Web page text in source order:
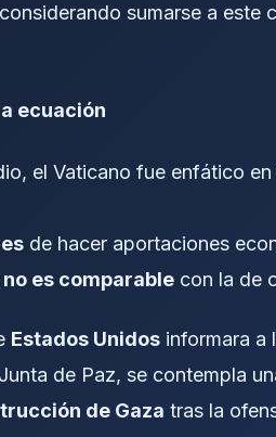
sumarse a este
ecuación
el Vaticano fue enfático
de hacer aportaciones
no es comparable con la de
Estados Unidos informara a
de Paz, se contempla
de Gaza tras la